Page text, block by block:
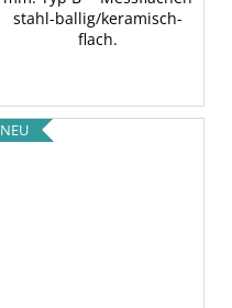
stahl-ballig/keramisch-
flach.
NEU